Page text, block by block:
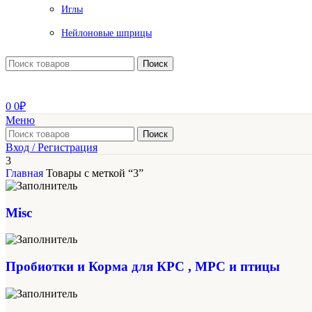
Иглы
Нейлоновые шприцы
Поиск
0 0₽
Меню
Поиск
Вход / Регистрация
3
Главная Товары с меткой “3”
Misc
Пробиотки и Корма для КРС , МРС и птицы